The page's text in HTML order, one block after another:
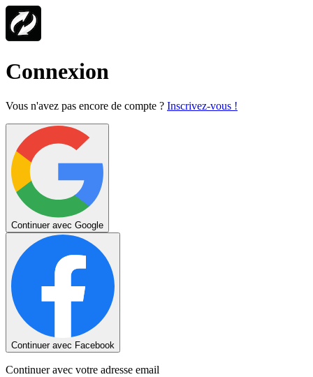
Connexion
Vous n'avez pas encore de compte ? Inscrivez-vous !
Continuer avec Google
Continuer avec Facebook
Continuer avec votre adresse email